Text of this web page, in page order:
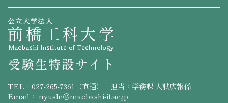
TEL： 027-265-7361（直通）
担当：学務課 入試広報係
Email： nyushi＠maebashi-it.ac.jp